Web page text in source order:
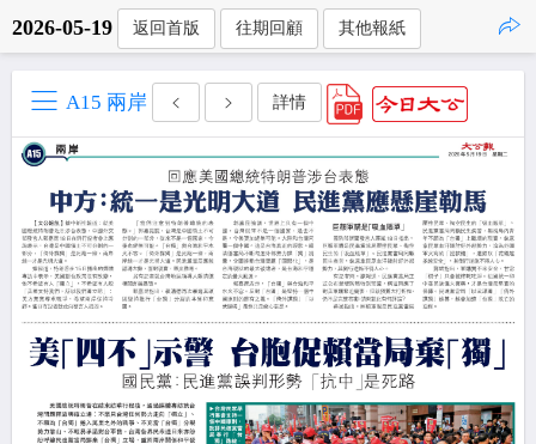
2026-05-19 返回首版 往期回顧 其他報紙
A15 兩岸 詳情